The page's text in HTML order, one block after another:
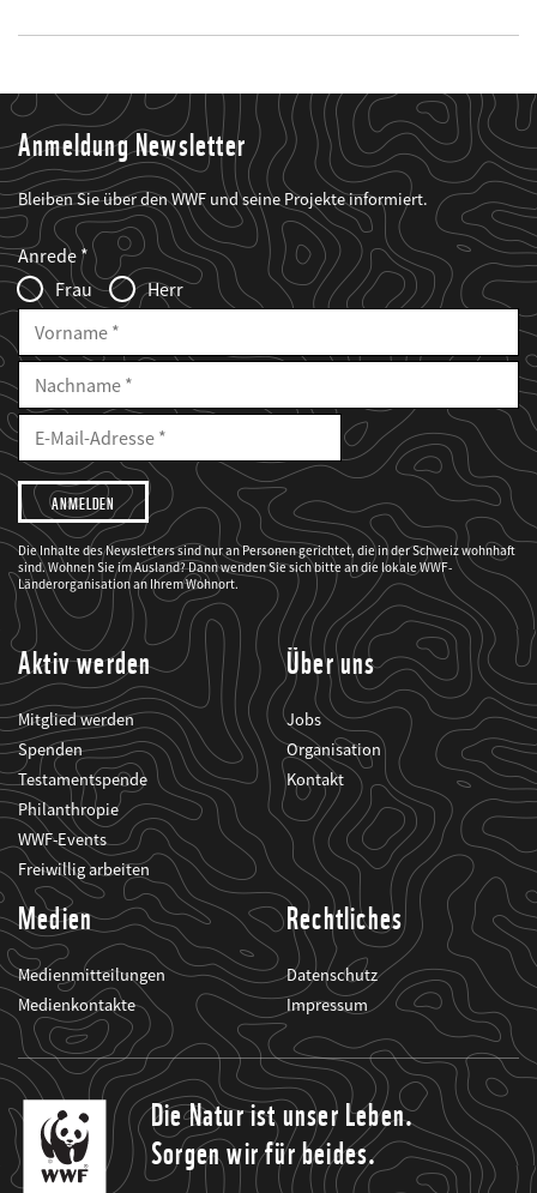
Anmeldung Newsletter
Bleiben Sie über den WWF und seine Projekte informiert.
Web2Case
Infofelder
Fieldset
anrede_name
Anrede
Frau
Herr
Vorname
Nachname
E-
Mailadresse
E-
Adresse
Ich
möchte,
dass
der
WWF
mich
über
seine
Projekte
informiert.
Die Inhalte des Newsletters sind nur an Personen gerichtet, die in der Schweiz wohnhaft
sind. Wohnen Sie im Ausland? Dann wenden Sie sich bitte an die lokale WWF-
Länderorganisation an Ihrem Wohnort.
Aktiv werden
Mitglied werden
Spenden
Testamentspende
Philanthropie
WWF-Events
Freiwillig arbeiten
Über uns
Jobs
Organisation
Kontakt
Medien
Medienmitteilungen
Medienkontakte
Rechtliches
Datenschutz
Impressum
Die Natur ist unser Leben.
Sorgen wir für beides.